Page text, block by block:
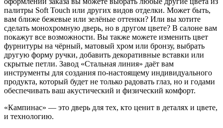
палитры Soft Touch или других видов отделки. Может быть,
вам ближе бежевые или зелёные оттенки? Или вы хотите
сделать монохромную дверь, но в другом цвете? В салоне вам
покажут все возможности. Вы также можете изменить цвет
фурнитуры на чёрный, матовый хром или бронзу, выбрать
другую форму ручки, добавить декоративные вставки или
скрытые петли. Завод «Стальная линия» даёт вам
инструменты для создания по-настоящему индивидуального
продукта, который будет не только радовать глаз, но и годами
обеспечивать ваш акустический и физический комфорт.
«Кампинас» — это дверь для тех, кто ценит в деталях и цвете,
и технологию.